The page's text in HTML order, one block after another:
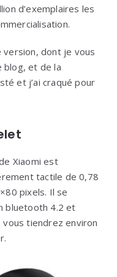
d’exemplaires les
dont je vous
blog, et de la
et j’ai craqué pour
Xiaomi est
tactile de 0,78
pixels. Il se
bluetooth 4.2 et
tiendrez environ